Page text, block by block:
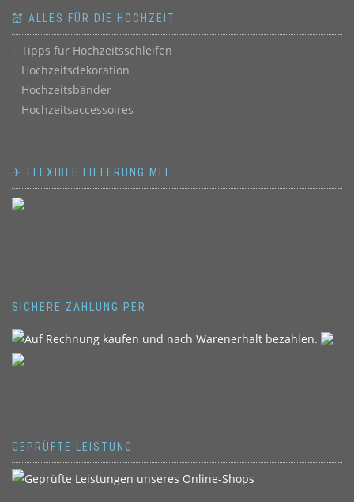
💒 ALLES FÜR DIE HOCHZEIT
Tipps für Hochzeitsschleifen
Hochzeitsdekoration
Hochzeitsbänder
Hochzeitsaccessoires
✈ FLEXIBLE LIEFERUNG MIT
SICHERE ZAHLUNG PER
GEPRÜFTE LEISTUNG